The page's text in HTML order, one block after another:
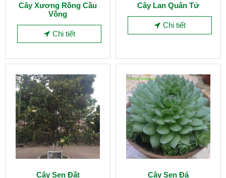
Cây Xương Rồng Cầu
Vồng
Chi tiết
Cây Lan Quân Tử
Chi tiết
Cây Sen Đất Cây Sen Đá